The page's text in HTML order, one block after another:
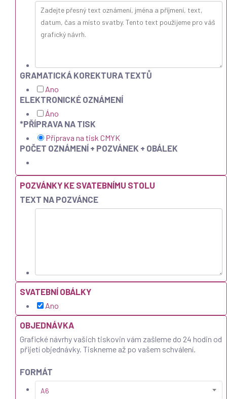
GRAMATICKÁ KOREKTURA TEXTŮ
Ano
ELEKTRONICKÉ OZNÁMENÍ
Áno
*PŘÍPRAVA NA TISK
Příprava na tisk CMYK
POČET OZNÁMENÍ + POZVÁNEK + OBÁLEK
POZVÁNKY KE SVATEBNÍMU STOLU
TEXT NA POZVÁNCE
SVATEBNÍ OBÁLKY
Ano
OBJEDNÁVKA
Grafické návrhy vašich tiskovin vám zašleme do 24 hodin od
přijetí objednávky. Tiskneme až po vašem schválení.
FORMÁT
A6